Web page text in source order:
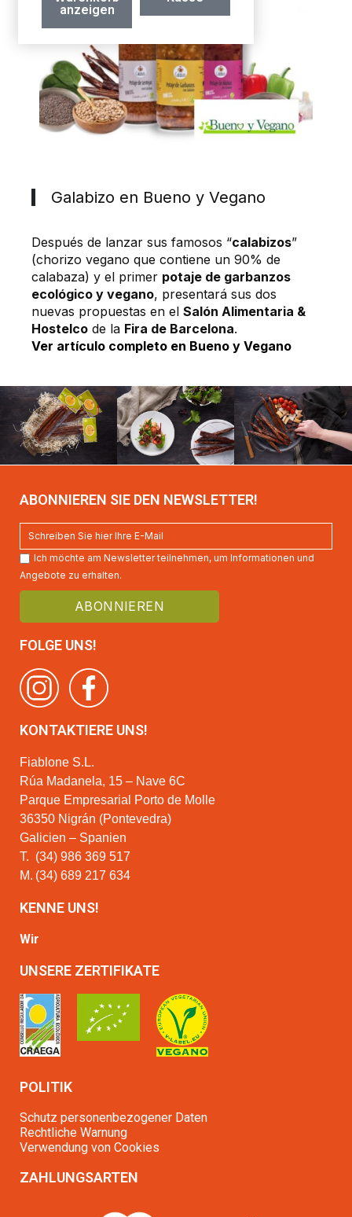
anzeigen
Galabizo en Bueno y Vegano
Después de lanzar sus famosos “calabizos”
(chorizo vegano que contiene un 90% de
calabaza) y el primer potaje de garbanzos
ecológico y vegano, presentará sus dos
nuevas propuestas en el Salón Alimentaria &
Hostelco de la Fira de Barcelona.
Ver artículo completo en Bueno y Vegano
ABONNIEREN SIE DEN NEWSLETTER!
Ich möchte am Newsletter teilnehmen, um Informationen und
Angebote zu erhalten.
FOLGE UNS!
KONTAKTIERE UNS!
Fiablone S.L.
Rúa Madanela, 15 – Nave 6C
Parque Empresarial Porto de Molle
36350 Nigrán (Pontevedra)
Galicien – Spanien
T. (34) 986 369 517
M. (34) 689 217 634
KENNE UNS!
Wir
UNSERE ZERTIFIKATE
POLITIK
Schutz personenbezogener Daten
Rechtliche Warnung
Verwendung von Cookies
ZAHLUNGSARTEN